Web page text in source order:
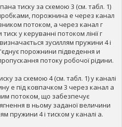
тиску за схемою 3 (см. табл. 1)
порожнина е через канал
потоком, а через канал г
у керуванні потоком лінії г
зусиллям пружини 4 і
порожнини підведення и
потоку робочої рідини.
за схемою 4 (см. табл. 1) у каналі
е під ковпачком 3 через канал а
потоком, що забезпечує
в ньому заданої величини
пружини 4 і тиском у каналі а.